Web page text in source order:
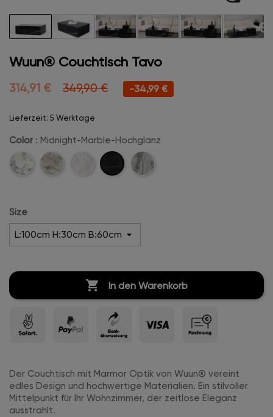
Wuun® Couchtisch Tavo
314,91 € 349,90 € -34,99 €
Lieferzeit: 5 Werktage
Color : Midnight-Marble-Hochglanz
Carrara-Champanger-
Marmor-Midnight-
Marble-
Creme-
Size
 In den Warenkorb
Der Couchtisch mit Marmor Optik von Wuun® vereint
edles Design und hochwertige Materialien. Ein stilvoller
Mittelpunkt für Ihr Wohnzimmer, der zeitlose Eleganz
ausstrahlt.